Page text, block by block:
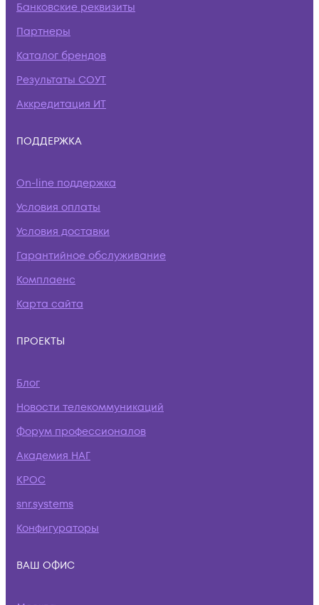
Банковские реквизиты
Партнеры
Каталог брендов
Результаты СОУТ
Аккредитация ИТ
ПОДДЕРЖКА
On-line поддержка
Условия оплаты
Условия доставки
Гарантийное обслуживание
Комплаенс
Карта сайта
ПРОЕКТЫ
Блог
Новости телекоммуникаций
Форум профессионалов
Академия НАГ
КРОС
snr.systems
Конфигураторы
ВАШ ОФИС